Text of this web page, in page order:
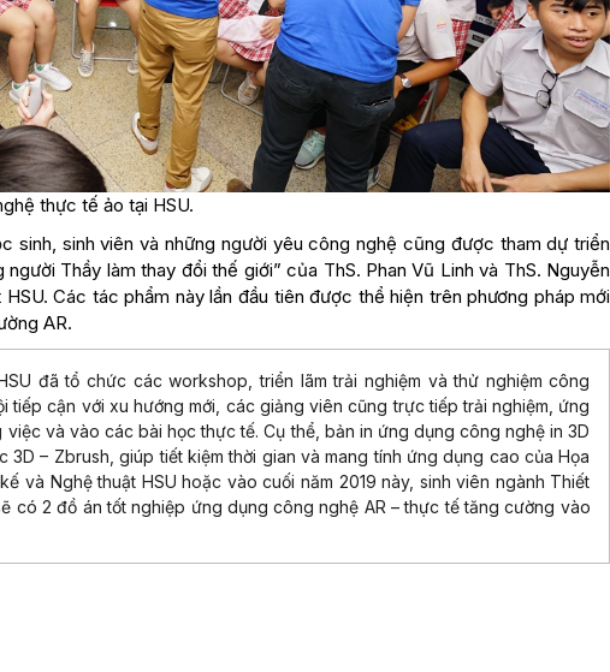
thực tế ảo tại HSU.
sinh, sinh viên và những người yêu công nghệ cũng được tham dự triển
Thầy làm thay đổi thế giới” của ThS. Phan Vũ Linh và ThS. Nguyễn
Các tác phẩm này lần đầu tiên được thể hiện trên phương pháp mới
AR.
đã tổ chức các workshop, triển lãm trải nghiệm và thử nghiệm công
tiếp cận với xu hướng mới, các giảng viên cũng trực tiếp trải nghiệm, ứng
và vào các bài học thực tế. Cụ thể, bản in ứng dụng công nghệ in 3D
– Zbrush, giúp tiết kiệm thời gian và mang tính ứng dụng cao của Họa
và Nghệ thuật HSU hoặc vào cuối năm 2019 này, sinh viên ngành Thiết
có 2 đồ án tốt nghiệp ứng dụng công nghệ AR – thực tế tăng cường vào